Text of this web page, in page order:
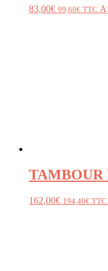
83,00€ 99,60€ TTC
162,00€ 194,40€ TTC